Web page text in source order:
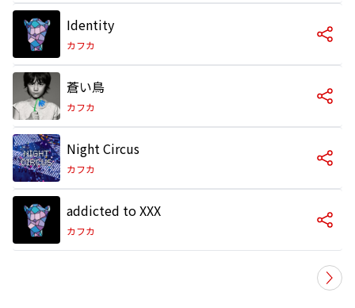
Identity
カフカ
蒼い鳥
カフカ
Night Circus
カフカ
addicted to XXX
カフカ